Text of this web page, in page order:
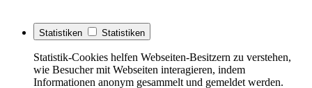
Statistiken Statistiken
Statistik-Cookies helfen Webseiten-Besitzern zu verstehen,
wie Besucher mit Webseiten interagieren, indem
Informationen anonym gesammelt und gemeldet werden.